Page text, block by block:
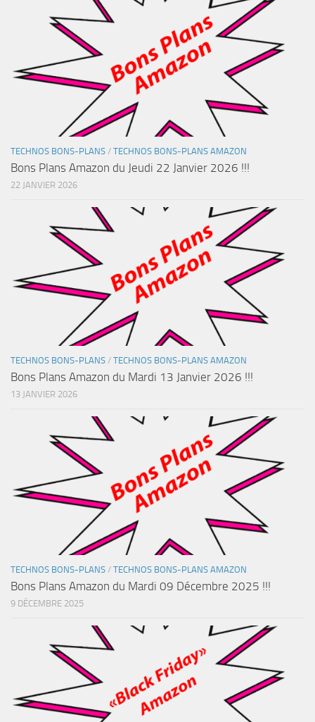
TECHNOS BONS-PLANS / TECHNOS BONS-PLANS AMAZON
Bons Plans Amazon du Jeudi 22 Janvier 2026 !!!
22 JANVIER 2026
TECHNOS BONS-PLANS / TECHNOS BONS-PLANS AMAZON
Bons Plans Amazon du Mardi 13 Janvier 2026 !!!
13 JANVIER 2026
TECHNOS BONS-PLANS / TECHNOS BONS-PLANS AMAZON
Bons Plans Amazon du Mardi 09 Décembre 2025 !!!
9 DÉCEMBRE 2025